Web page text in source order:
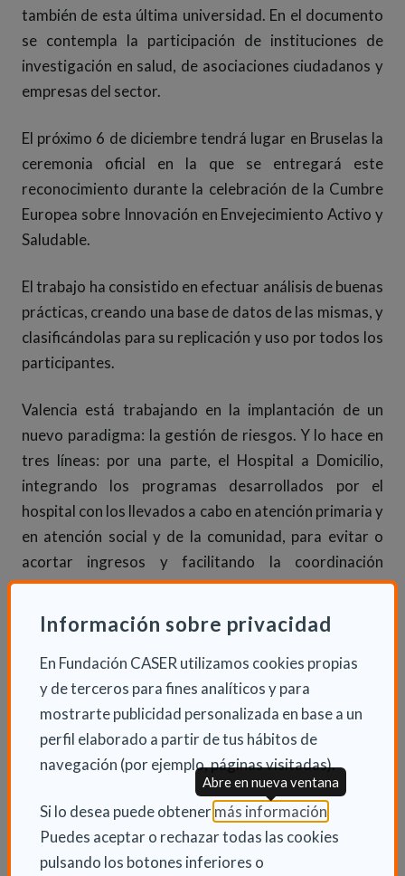
Información sobre privacidad
En Fundación CASER utilizamos cookies propias
y de terceros para fines analíticos y para
mostrarte publicidad personalizada en base a un
perfil elaborado a partir de tus hábitos de
navegación (por ejemplo, páginas visitadas).
Si lo desea puede obtener más información(Abre en
Puedes aceptar o rechazar todas las cookies
pulsando los botones inferiores o
Abre en nueva ventana
también de esta última universidad. En el documento
se contempla la participación de instituciones de
investigación en salud, de asociaciones ciudadanos y
empresas del sector.
El próximo 6 de diciembre tendrá lugar en Bruselas la
ceremonia oficial en la que se entregará este
reconocimiento durante la celebración de la Cumbre
Europea sobre Innovación en Envejecimiento Activo y
Saludable.
El trabajo ha consistido en efectuar análisis de buenas
prácticas, creando una base de datos de las mismas, y
clasificándolas para su replicación y uso por todos los
participantes.
Valencia está trabajando en la implantación de un
nuevo paradigma: la gestión de riesgos. Y lo hace en
tres líneas: por una parte, el Hospital a Domicilio,
integrando los programas desarrollados por el
hospital con los llevados a cabo en atención primaria y
en atención social y de la comunidad, para evitar o
acortar ingresos y facilitando la coordinación
asistencial.
Otra de las líneas es la gestión de pacientes crónicos
complejos, identificando a la población con problemas
crónicos y asignando riesgo a través de los sistemas
de información corporativos sanitarios utilizando
posteriormente la metodología de gestión de casos
para mejorar su atención.
La última de las líneas es la medicina de precisión para
el cuidado, prevención, diagnóstico y tratamiento de
forma individualizada, transformando para ello datos